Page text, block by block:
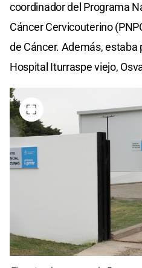
coordinador del Programa
Cáncer Cervicouterino
de Cáncer. Además, estaba
Hospital Iturraspe viejo,